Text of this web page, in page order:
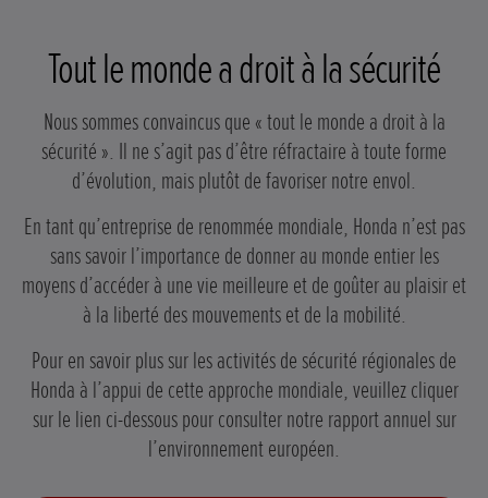
Tout le monde a droit à la sécurité
Nous sommes convaincus que « tout le monde a droit à la
sécurité ». Il ne s’agit pas d’être réfractaire à toute forme
d’évolution, mais plutôt de favoriser notre envol.
En tant qu’entreprise de renommée mondiale, Honda n’est pas
sans savoir l’importance de donner au monde entier les
moyens d’accéder à une vie meilleure et de goûter au plaisir et
à la liberté des mouvements et de la mobilité.
Pour en savoir plus sur les activités de sécurité régionales de
Honda à l’appui de cette approche mondiale, veuillez cliquer
sur le lien ci-dessous pour consulter notre rapport annuel sur
l’environnement européen.